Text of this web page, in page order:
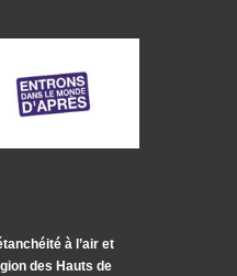
à l’air et
des Hauts de